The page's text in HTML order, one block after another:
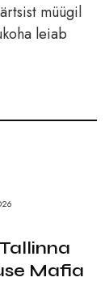
müügil
leiab
Mafia